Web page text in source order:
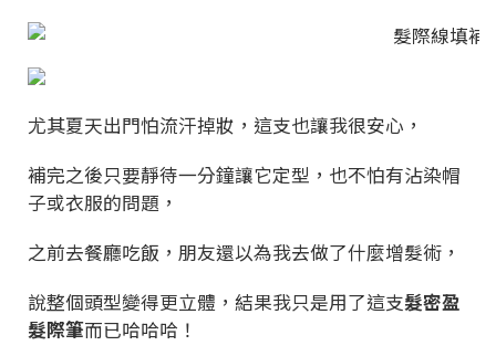
尤其夏天出門怕流汗掉妝，這支也讓我很安心，
補完之後只要靜待一分鐘讓它定型，也不怕有沾染帽
子或衣服的問題，
之前去餐廳吃飯，朋友還以為我去做了什麼增髮術，
說整個頭型變得更立體，結果我只是用了這支髮密盈
髮際筆而已哈哈哈！